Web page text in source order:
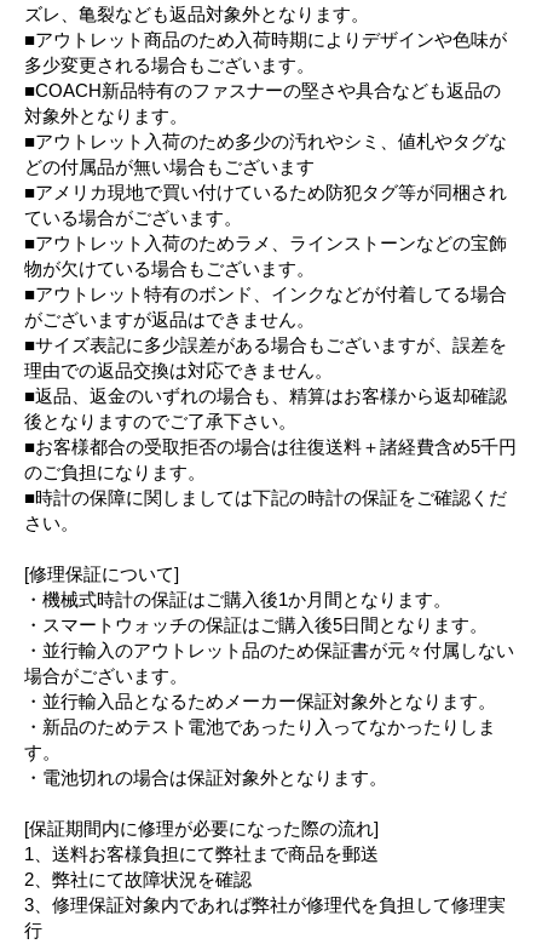
ズレ、亀裂なども返品対象外となります。
■アウトレット商品のため入荷時期によりデザインや色味が
多少変更される場合もございます。
■COACH新品特有のファスナーの堅さや具合なども返品の
対象外となります。
■アウトレット入荷のため多少の汚れやシミ、値札やタグな
どの付属品が無い場合もございます
■アメリカ現地で買い付けているため防犯タグ等が同梱され
ている場合がございます。
■アウトレット入荷のためラメ、ラインストーンなどの宝飾
物が欠けている場合もございます。
■アウトレット特有のボンド、インクなどが付着してる場合
がございますが返品はできません。
■サイズ表記に多少誤差がある場合もございますが、誤差を
理由での返品交換は対応できません。
■返品、返金のいずれの場合も、精算はお客様から返却確認
後となりますのでご了承下さい。
■お客様都合の受取拒否の場合は往復送料＋諸経費含め5千円
のご負担になります。
■時計の保障に関しましては下記の時計の保証をご確認くだ
さい。
[修理保証について]
・機械式時計の保証はご購入後1か月間となります。
・スマートウォッチの保証はご購入後5日間となります。
・並行輸入のアウトレット品のため保証書が元々付属しない
場合がございます。
・並行輸入品となるためメーカー保証対象外となります。
・新品のためテスト電池であったり入ってなかったりしま
す。
・電池切れの場合は保証対象外となります。
[保証期間内に修理が必要になった際の流れ]
1、送料お客様負担にて弊社まで商品を郵送
2、弊社にて故障状況を確認
3、修理保証対象内であれば弊社が修理代を負担して修理実
行